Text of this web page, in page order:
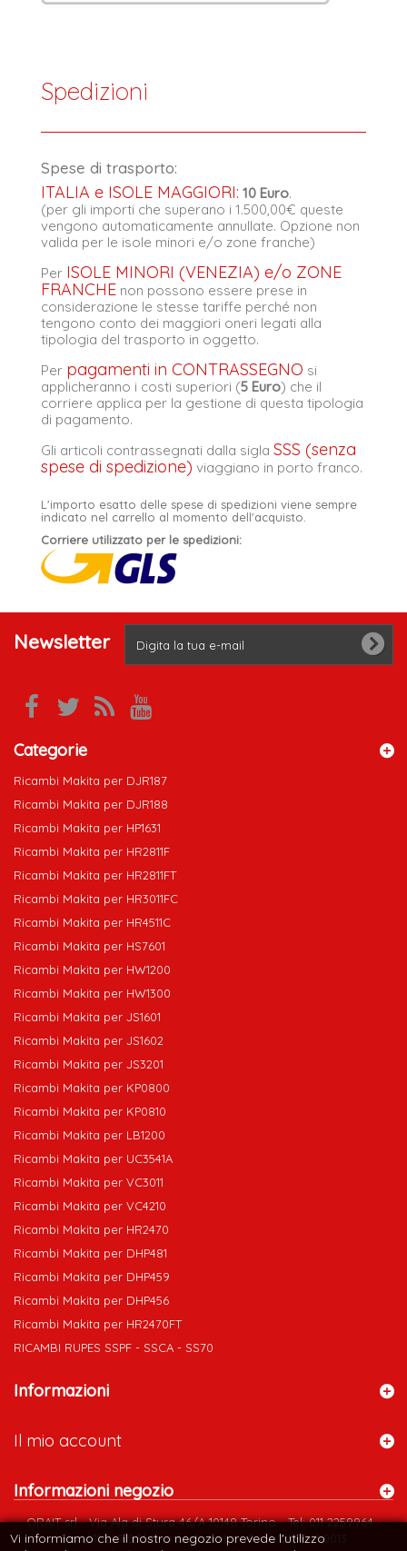
Spedizioni
Spese di trasporto:
ITALIA e ISOLE MAGGIORI: 10 Euro.
(per gli importi che superano i 1.500,00€ queste
vengono automaticamente annullate. Opzione non
valida per le isole minori e/o zone franche)
Per ISOLE MINORI (VENEZIA) e/o ZONE
FRANCHE non possono essere prese in
considerazione le stesse tariffe perché non
tengono conto dei maggiori oneri legati alla
tipologia del trasporto in oggetto.
Per pagamenti in CONTRASSEGNO si
applicheranno i costi superiori (5 Euro) che il
corriere applica per la gestione di questa tipologia
di pagamento.
Gli articoli contrassegnati dalla sigla SSS (senza
spese di spedizione) viaggiano in porto franco.
L'importo esatto delle spese di spedizioni viene sempre
indicato nel carrello al momento dell'acquisto.
Corriere utilizzato per le spedizioni:
Newsletter
Categorie
Ricambi Makita per DJR187
Ricambi Makita per DJR188
Ricambi Makita per HP1631
Ricambi Makita per HR2811F
Ricambi Makita per HR2811FT
Ricambi Makita per HR3011FC
Ricambi Makita per HR4511C
Ricambi Makita per HS7601
Ricambi Makita per HW1200
Ricambi Makita per HW1300
Ricambi Makita per JS1601
Ricambi Makita per JS1602
Ricambi Makita per JS3201
Ricambi Makita per KP0800
Ricambi Makita per KP0810
Ricambi Makita per LB1200
Ricambi Makita per UC3541A
Ricambi Makita per VC3011
Ricambi Makita per VC4210
Ricambi Makita per HR2470
Ricambi Makita per DHP481
Ricambi Makita per DHP459
Ricambi Makita per DHP456
Ricambi Makita per HR2470FT
RICAMBI RUPES SSPF - SSCA - SS70
Informazioni
ORAIT srl - Via Ala di Stura 46/A 10148 Torino - Tel: 011 2259964 -
Fax: 011 229 5738 - info@orait.it - P.IVA 12599490013
Il mio account
Informazioni negozio
Vi informiamo che il nostro negozio prevede l'utilizzo